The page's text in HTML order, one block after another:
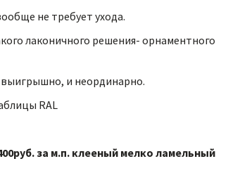
не требует ухода.
лаконичного решения- орнаментного
и неординарно.
RAL
за м.п. клееный мелко ламельный